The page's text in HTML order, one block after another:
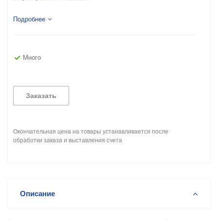
Подробнее
Много
Заказать
Окончательная цена на товары устанавливается после
обработки заказа и выставления счета
Описание